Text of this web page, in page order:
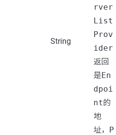
String
rver
List
Prov
ider
返回
是En
dpoi
nt的
地
址， P